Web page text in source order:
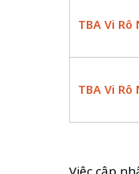
TBA Vi Rô
TBA Vi Rô